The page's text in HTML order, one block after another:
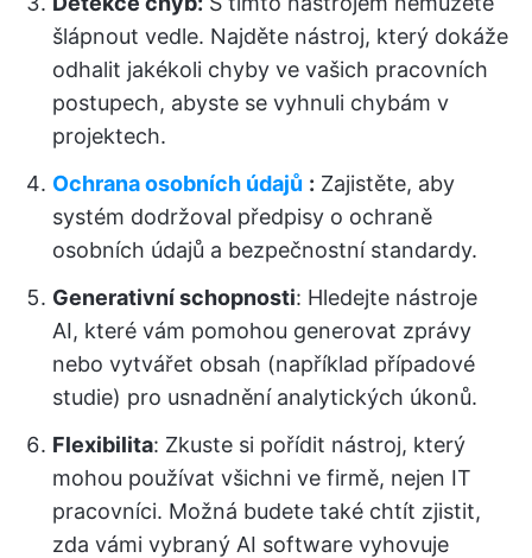
šlápnout vedle. Najděte nástroj, který dokáže
odhalit jakékoli chyby ve vašich pracovních
postupech, abyste se vyhnuli chybám v
projektech.
Ochrana osobních údajů : Zajistěte, aby
systém dodržoval předpisy o ochraně
osobních údajů a bezpečnostní standardy.
Generativní schopnosti: Hledejte nástroje
AI, které vám pomohou generovat zprávy
nebo vytvářet obsah (například případové
studie) pro usnadnění analytických úkonů.
Flexibilita: Zkuste si pořídit nástroj, který
mohou používat všichni ve firmě, nejen IT
pracovníci. Možná budete také chtít zjistit,
zda vámi vybraný AI software vyhovuje